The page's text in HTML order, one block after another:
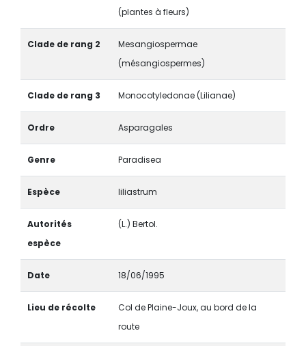
(plantes à fleurs)
Clade de rang 2
Mesangiospermae
(mésangiospermes)
Clade de rang 3 Monocotyledonae (Lilianae)
Ordre Asparagales
Genre Paradisea
Espèce liliastrum
Autorités
espèce
(L.) Bertol.
Date 18/06/1995
Lieu de récolte
Col de Plaine-Joux, au bord de la
route